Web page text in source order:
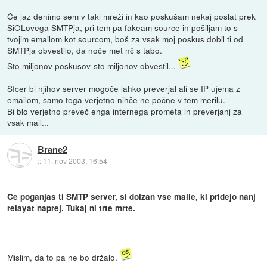
Če jaz denimo sem v taki mreži in kao poskušam nekaj poslat prek
SiOLovega SMTPja, pri tem pa fakeam source in pošiljam to s
tvojim emailom kot sourcom, boš za vsak moj poskus dobil ti od
SMTPja obvestilo, da noče met nč s tabo.
Sto miljonov poskusov-sto miljonov obvestil...
SIcer bi njihov server mogoče lahko preverjal ali se IP ujema z
emailom, samo tega verjetno nihče ne počne v tem merilu.
Bi blo verjetno preveč enga internega prometa in preverjanj za
vsak mail...
Brane2
:: 11. nov 2003, 16:54
Ce poganjas ti SMTP server, si dolzan vse maile, ki pridejo nanj
relayat naprej. Tukaj ni trte mrte.
Mislim, da to pa ne bo držalo.